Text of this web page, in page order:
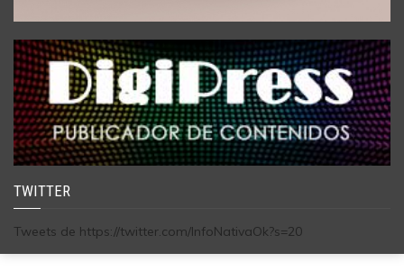
TWITTER
Tweets de https://twitter.com/InfoNativaOk?s=20